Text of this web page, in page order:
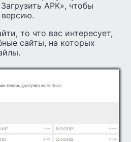
APK», чтобы
версию.
то что вас интересует,
сайты, на которых